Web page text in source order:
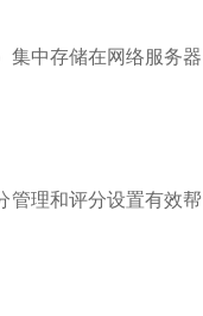
中存储在网络服务器
理和评分设置有效帮